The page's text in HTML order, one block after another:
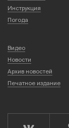
Инструкция
Погода
Видео
Новости
Архив новостей
Печатное издание